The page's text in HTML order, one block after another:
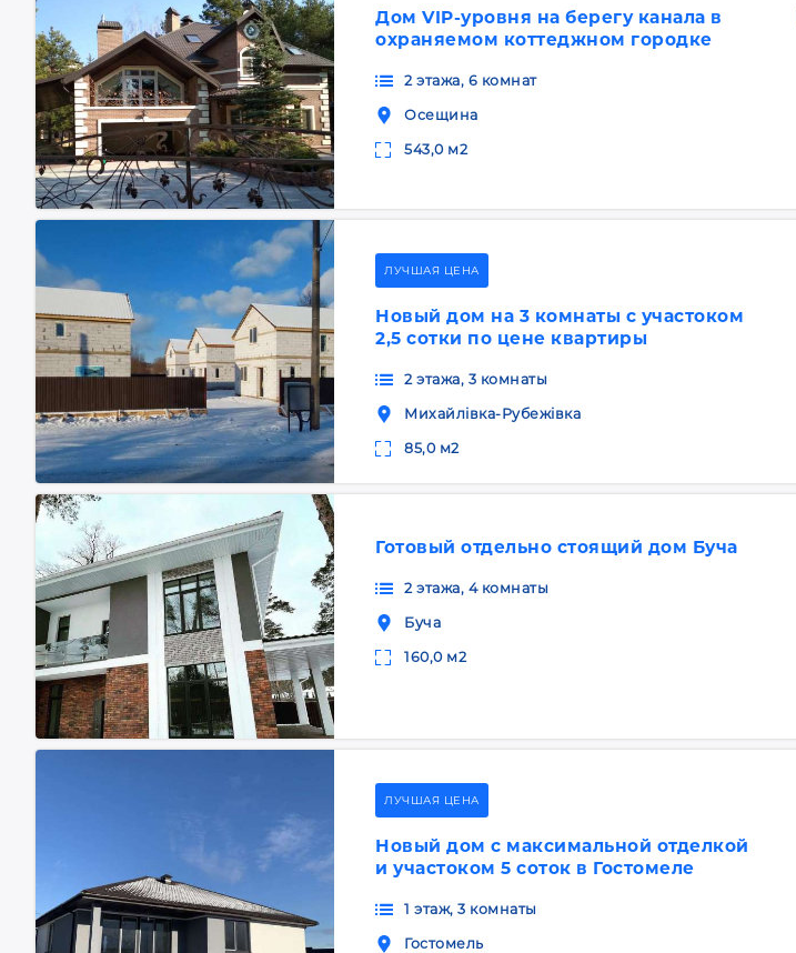
Дом VIP-уровня на берегу канала в
охраняемом коттеджном городке
2 этажа, 6 комнат
Осещина
543,0 м2
ЛУЧШАЯ ЦЕНА
Новый дом на 3 комнаты с участоком
2,5 сотки по цене квартиры
2 этажа, 3 комнаты
Михайлівка-Рубежівка
85,0 м2
Готовый отдельно стоящий дом Буча
2 этажа, 4 комнаты
Буча
160,0 м2
ЛУЧШАЯ ЦЕНА
Новый дом с максимальной отделкой
и участоком 5 соток в Гостомеле
1 этаж, 3 комнаты
Гостомель